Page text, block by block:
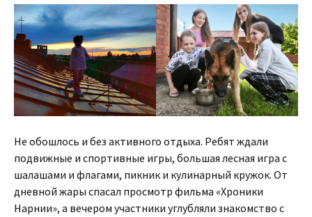
Не обошлось и без активного отдыха. Ребят ждали
подвижные и спортивные игры, большая лесная игра с
шалашами и флагами, пикник и кулинарный кружок. От
дневной жары спасал просмотр фильма «Хроники
Нарнии», а вечером участники углубляли знакомство с